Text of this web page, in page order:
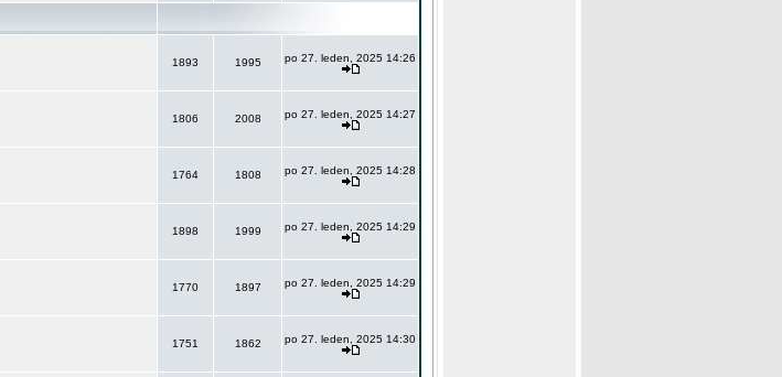
1893 1995 po 27. leden, 2025 14:26
1806 2008 po 27. leden, 2025 14:27
1764 1808 po 27. leden, 2025 14:28
1898 1999 po 27. leden, 2025 14:29
1770 1897 po 27. leden, 2025 14:29
1751 1862 po 27. leden, 2025 14:30